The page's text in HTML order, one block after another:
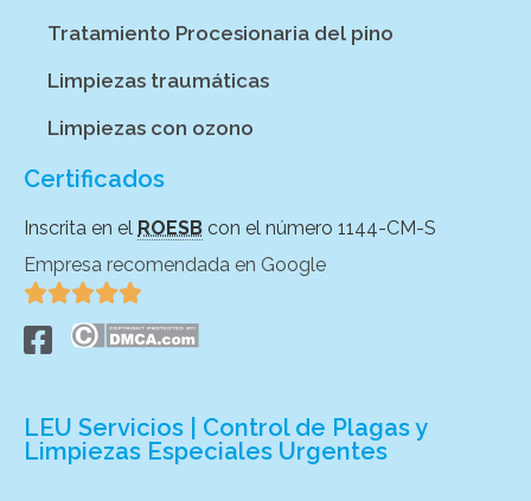
Tratamiento Procesionaria del pino
Limpiezas traumáticas
Limpiezas con ozono
Certificados
Inscrita en el ROESB con el número 1144-CM-S
Empresa recomendada en Google

LEU Servicios | Control de Plagas y
Limpiezas Especiales Urgentes